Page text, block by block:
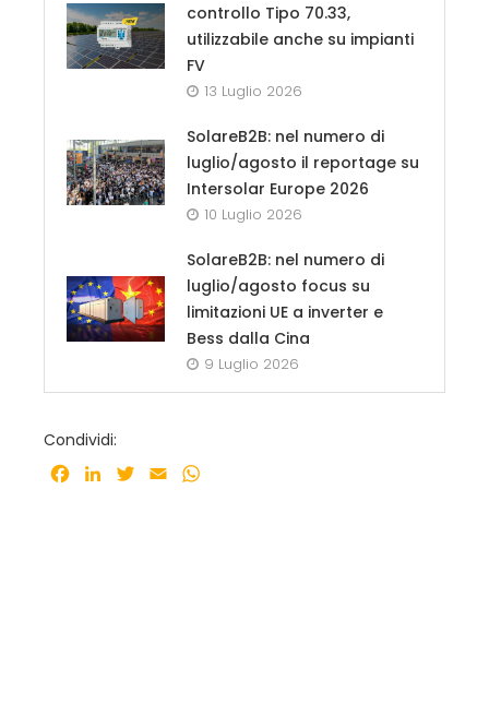
controllo Tipo 70.33,
utilizzabile anche su impianti
FV
13 Luglio 2026
SolareB2B: nel numero di
luglio/agosto il reportage su
Intersolar Europe 2026
10 Luglio 2026
SolareB2B: nel numero di
luglio/agosto focus su
limitazioni UE a inverter e
Bess dalla Cina
9 Luglio 2026
Condividi:
Facebook
LinkedInTwitter
Email